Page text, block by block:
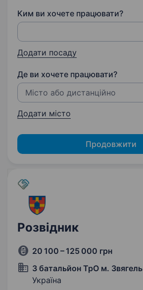
Ким ви хочете працювати?
Додати посаду
Де ви хочете працювати?
Додати місто
Продовжити
Розвідник
20 100 – 125 000 грн
3 батальйон ТрО м. Звягель
Україна